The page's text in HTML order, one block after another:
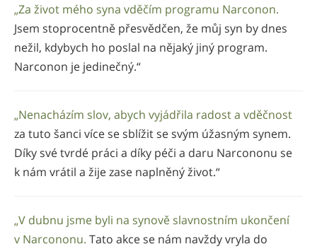
„Za život mého syna vděčím programu Narconon.
Jsem stoprocentně přesvědčen, že můj syn by dnes
nežil, kdybych ho poslal na nějaký jiný program.
Narconon je jedinečný.“
„Nenacházím slov, abych vyjádřila radost a vděčnost
za tuto šanci více se sblížit se svým úžasným synem.
Díky své tvrdé práci a díky péči a daru Narcononu se
k nám vrátil a žije zase naplněný život.“
„V dubnu jsme byli na synově slavnostním ukončení
v Narcononu. Tato akce se nám navždy vryla do